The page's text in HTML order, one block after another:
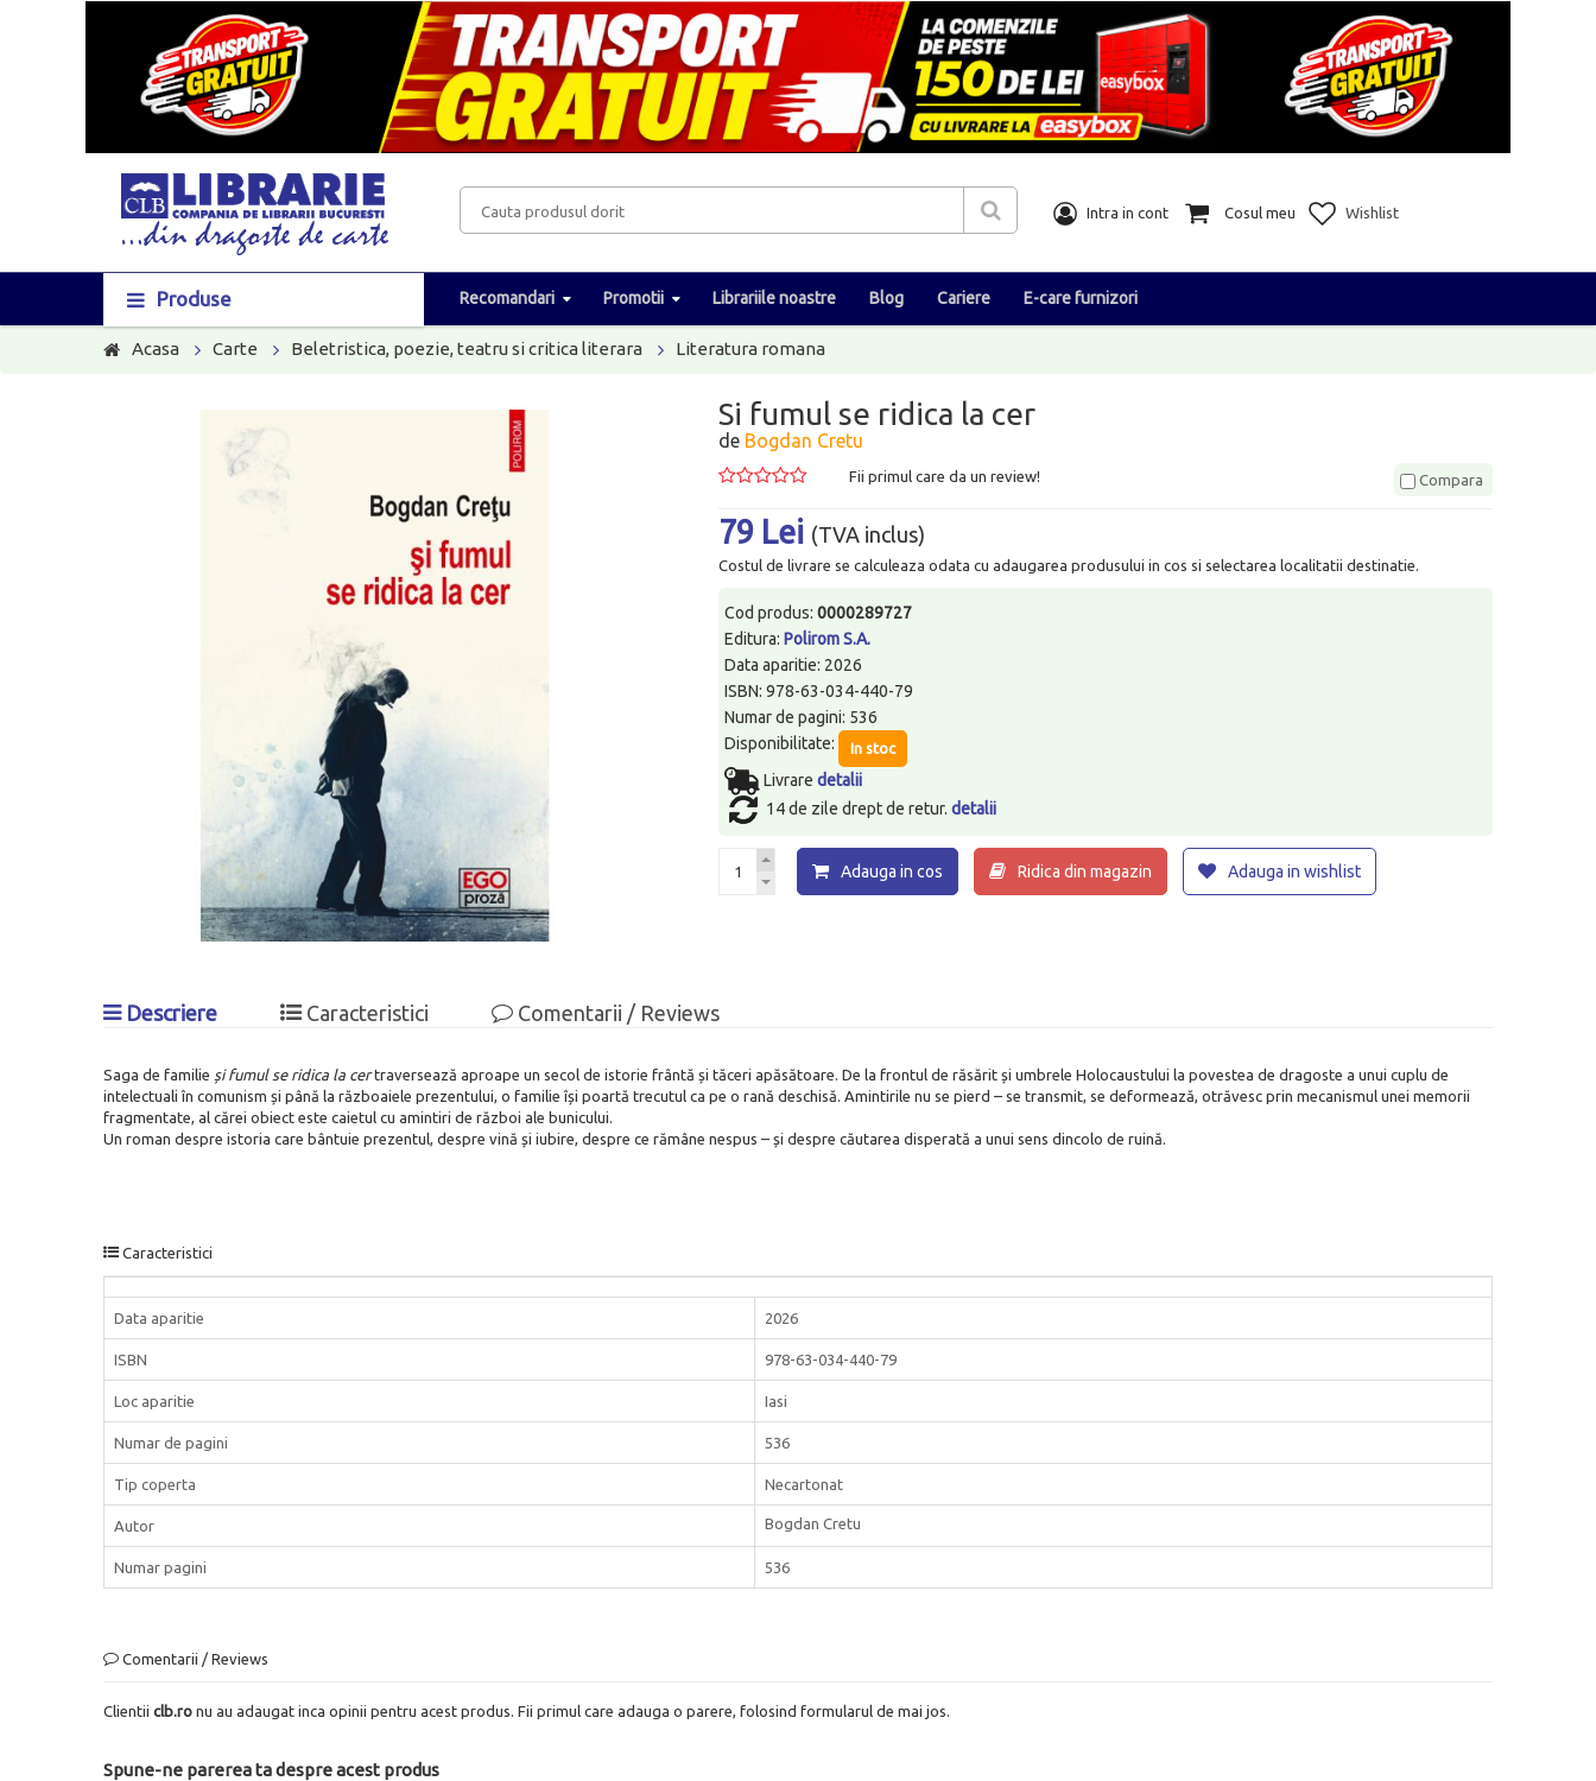
Intra in cont Cosul meu Wishlist
Produse Recomandari Promotii Librariile noastre Blog Cariere E-care furnizori
Acasa Carte Beletristica, poezie, teatru si critica literara Literatura romana
Si fumul se ridica la cer
de Bogdan Cretu
Fii primul care da un review! Compara
79 Lei (TVA inclus)
Costul de livrare se calculeaza odata cu adaugarea produsului in cos si selectarea localitatii destinatie.
Cod produs:0000289727
Editura:Polirom S.A.
Data aparitie: 2026
ISBN: 978-63-034-440-79
Numar de pagini: 536
Disponibilitate:
In stoc
Livraredetalii
14 de zile drept de retur.detalii
Adauga in cos Ridica din magazin Adauga in wishlist
Descriere Caracteristici Comentarii / Reviews
Saga de familie și fumul se ridica la certraversează aproape un secol de istorie frântă și tăceri apăsătoare. De la frontul de răsărit și umbrele Holocaustului la povestea de dragoste a unui cuplu de
intelectuali în comunism și până la războaiele prezentului, o familie își poartă trecutul ca pe o rană deschisă. Amintirile nu se pierd – se transmit, se deformează, otrăvesc prin mecanismul unei memorii
fragmentate, al cărei obiect este caietul cu amintiri de război ale bunicului.
Un roman despre istoria care bântuie prezentul, despre vină și iubire, despre ce rămâne nespus – și despre căutarea disperată a unui sens dincolo de ruină.
Caracteristici
Data aparitie 2026
ISBN 978-63-034-440-79
Loc aparitie Iasi
Numar de pagini 536
Tip coperta Necartonat
Autor Bogdan Cretu
Numar pagini 536
Comentarii / Reviews
Clientii clb.ro nu au adaugat inca opinii pentru acest produs. Fii primul care adauga o parere, folosind formularul de mai jos.
Spune-ne parerea ta despre acest produs